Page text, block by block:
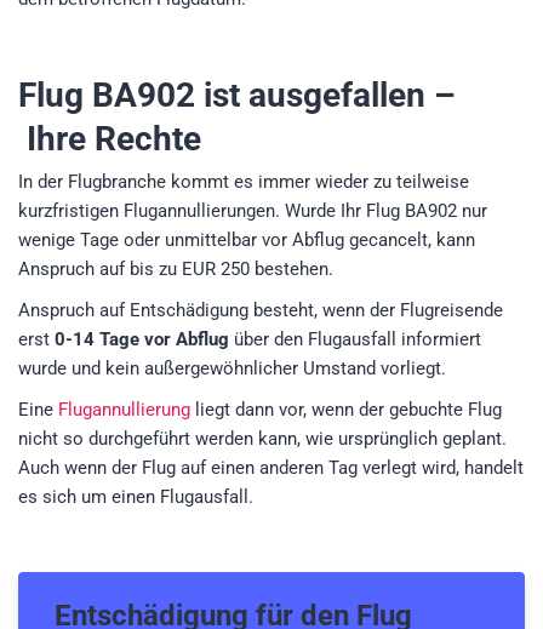
Flug BA902 ist ausgefallen –
Ihre Rechte
In der Flugbranche kommt es immer wieder zu teilweise
kurzfristigen Flugannullierungen. Wurde Ihr Flug BA902 nur
wenige Tage oder unmittelbar vor Abflug gecancelt, kann
Anspruch auf bis zu EUR 250 bestehen.
Anspruch auf Entschädigung besteht, wenn der Flugreisende
erst 0-14 Tage vor Abflug über den Flugausfall informiert
wurde und kein außergewöhnlicher Umstand vorliegt.
Eine Flugannullierung liegt dann vor, wenn der gebuchte Flug
nicht so durchgeführt werden kann, wie ursprünglich geplant.
Auch wenn der Flug auf einen anderen Tag verlegt wird, handelt
es sich um einen Flugausfall.
Entschädigung für den Flug